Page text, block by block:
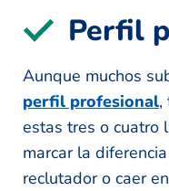
Perfil
Aunque muchos
perfil profesional,
estas tres o cuatro
marcar la
reclutador o caer